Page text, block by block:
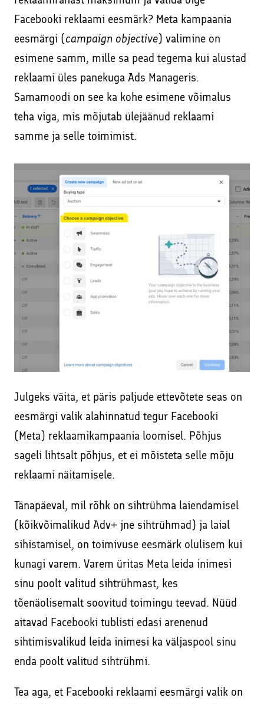
Kodulehe tekstide kirjutamine
SEO – kodulehe otsimootoritele optimeerimine
Sisuturundus ja sisuloome
Google Ads reklaami haldamine ja konsultatsioonid
Interneti turvalisuse ja veibi loengud koolides
Lisateenused läbi koostööpartnerite
Sooduskoodid ja -pakkumised koostööpartneritelt!
Veebikoolitus – sissejuhatus meiliturundusse
Veebikoolitus – SEO, sisuturundus ja -loome
Õppekorralduse alused
Koolitaja Brit Mesipuu
Facebooki reklaami eesmärk? Meta kampaania
eesmärgi (campaign objective) valimine on
esimene samm, mille sa pead tegema kui alustad
reklaami üles panekuga Ads Manageris.
Samamoodi on see ka kohe esimene võimalus
teha viga, mis mõjutab ülejäänud reklaami
samme ja selle toimimist.
Julgeks väita, et päris paljude ettevõtete seas on
eesmärgi valik alahinnatud tegur Facebooki
(Meta) reklaamikampaania loomisel. Põhjus
sageli lihtsalt põhjus, et ei mõisteta selle mõju
reklaami näitamisele.
Tänapäeval, mil rõhk on sihtrühma laiendamisel
(kõikvõimalikud Adv+ jne sihtrühmad) ja laial
sihistamisel, on toimivuse eesmärk olulisem kui
kunagi varem. Varem üritas Meta leida inimesi
sinu poolt valitud sihtrühmast, kes
tõenäolisemalt soovitud toimingu teevad. Nüüd
aitavad Facebooki tublisti edasi arenenud
sihtimisvalikud leida inimesi ka väljaspool sinu
enda poolt valitud sihtrühmi.
Tea aga, et Facebooki reklaami eesmärgi valik on